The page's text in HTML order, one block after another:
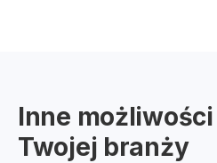
Inne
Twojej branży